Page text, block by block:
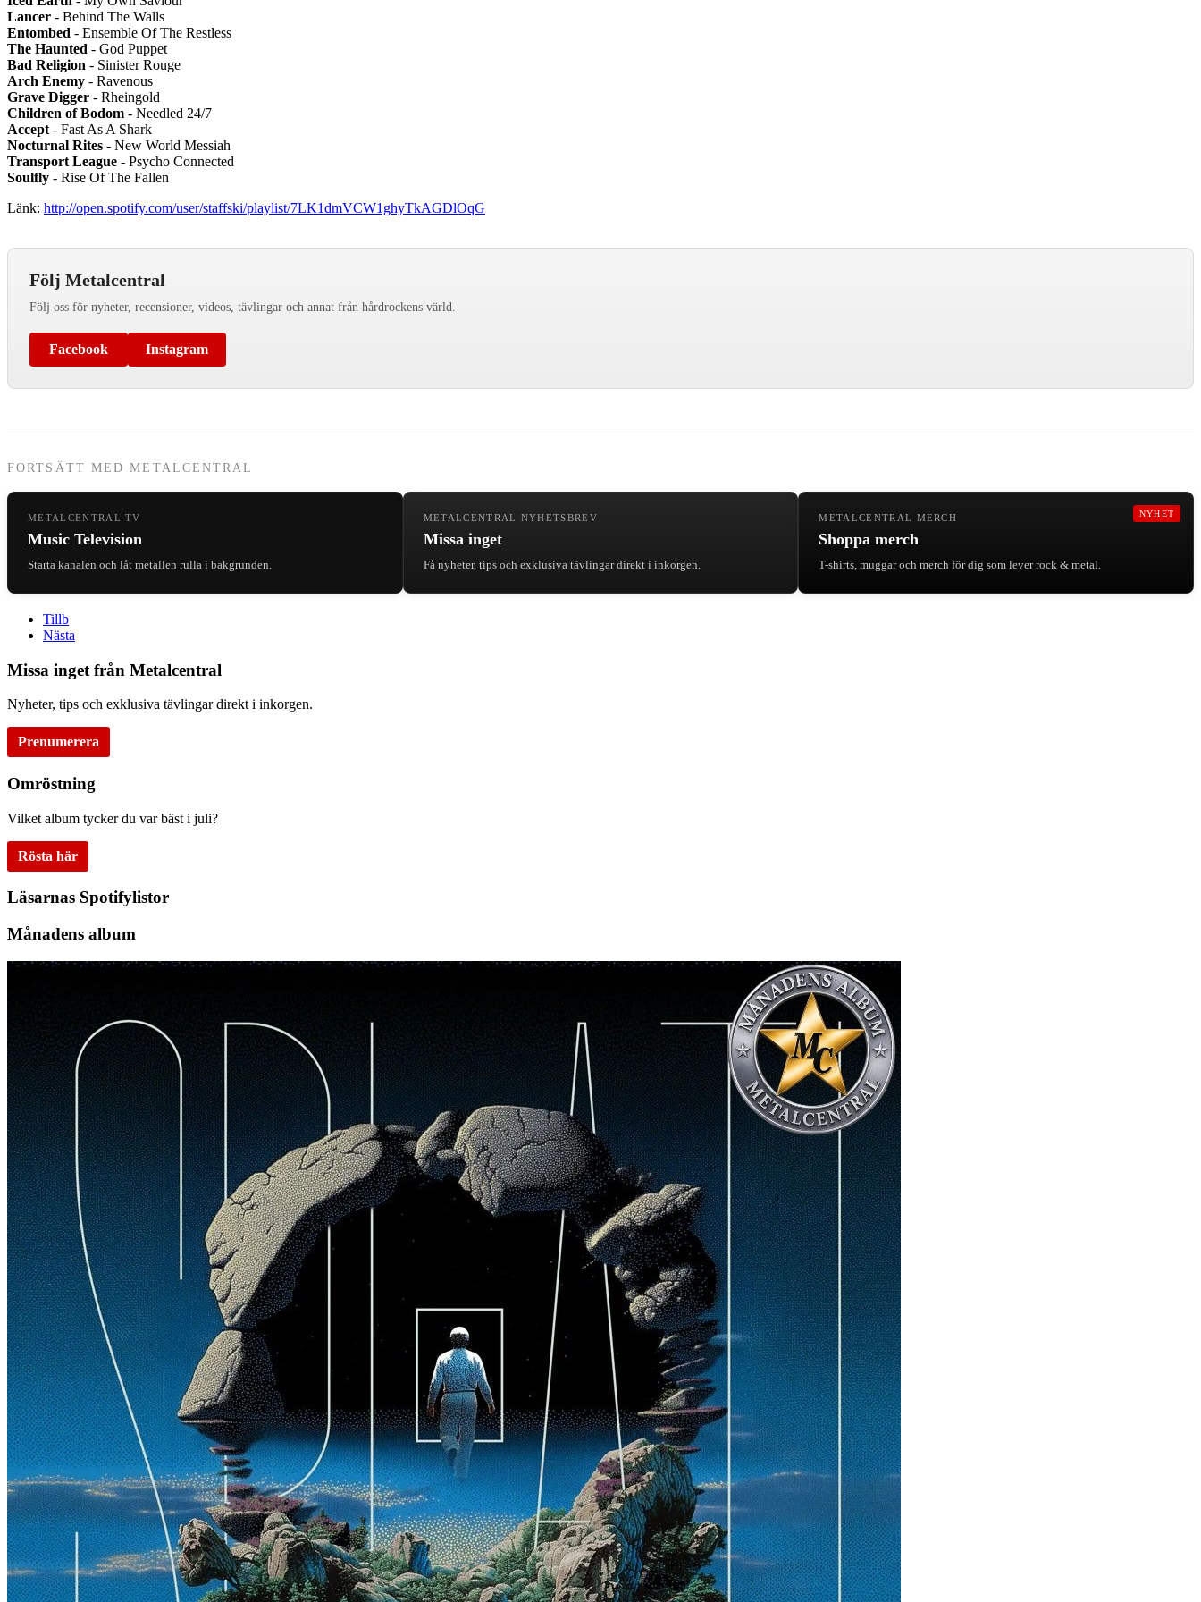
Lancer - Behind The Walls
Entombed - Ensemble Of The Restless
The Haunted - God Puppet
Bad Religion - Sinister Rouge
Arch Enemy - Ravenous
Grave Digger - Rheingold
Children of Bodom - Needled 24/7
Accept - Fast As A Shark
Nocturnal Rites - New World Messiah
Transport League - Psycho Connected
Soulfly - Rise Of The Fallen
Länk: http://open.spotify.com/user/staffski/playlist/7LK1dmVCW1ghyTkAGDlOqG
Följ Metalcentral
Följ oss för nyheter, recensioner, videos, tävlingar och annat från hårdrockens värld.
Facebook Instagram
FORTSÄTT MED METALCENTRAL
METALCENTRAL TV
Music Television
Starta kanalen och låt metallen rulla i bakgrunden.
METALCENTRAL NYHETSBREV
Missa inget
Få nyheter, tips och exklusiva tävlingar direkt i inkorgen.
NYHET
METALCENTRAL MERCH
Shoppa merch
T-shirts, muggar och merch för dig som lever rock & metal.
Tillb
Nästa
Missa inget från Metalcentral
Nyheter, tips och exklusiva tävlingar direkt i inkorgen.
Prenumerera
Omröstning
Vilket album tycker du var bäst i juli?
Rösta här
Läsarnas Spotifylistor
Månadens album